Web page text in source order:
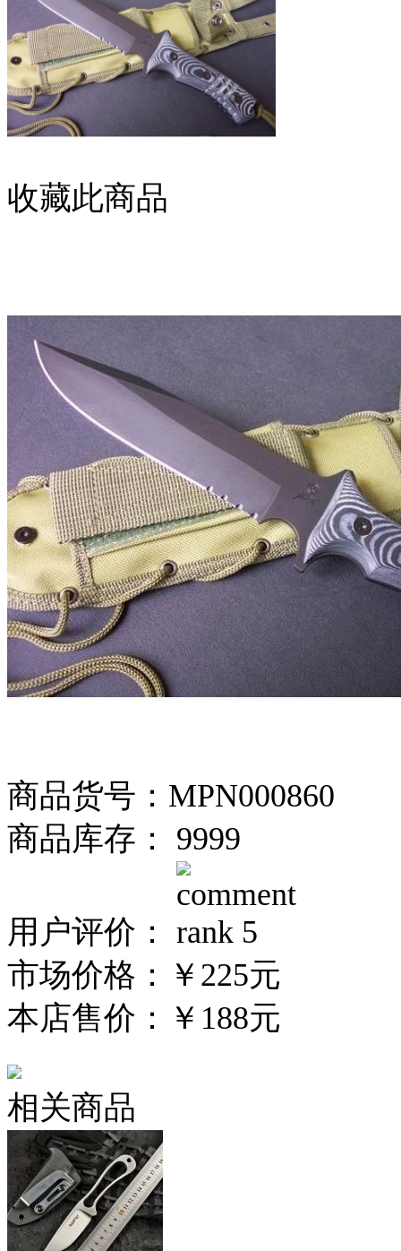
收藏此商品
商品货号：MPN000860
商品库存： 9999
用户评价：
市场价格： ￥225元
本店售价： ￥188元
相关商品